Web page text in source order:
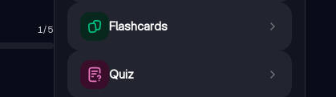
1/5 Flashcards
Quiz